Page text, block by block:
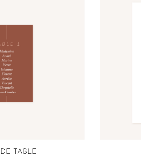
TABLE